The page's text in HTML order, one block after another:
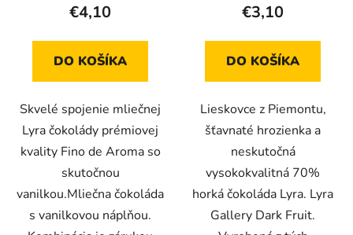
€4,10
DO KOŠÍKA
Skvelé spojenie mliečnej
Lyra čokolády prémiovej
kvality Fino de Aroma so
skutočnou
vanilkou.Mliečna čokoláda
s vanilkovou náplňou.
€3,10
DO KOŠÍKA
Lieskovce z Piemontu,
šťavnaté hrozienka a
neskutočná
vysokokvalitná 70%
horká čokoláda Lyra. Lyra
Gallery Dark Fruit.